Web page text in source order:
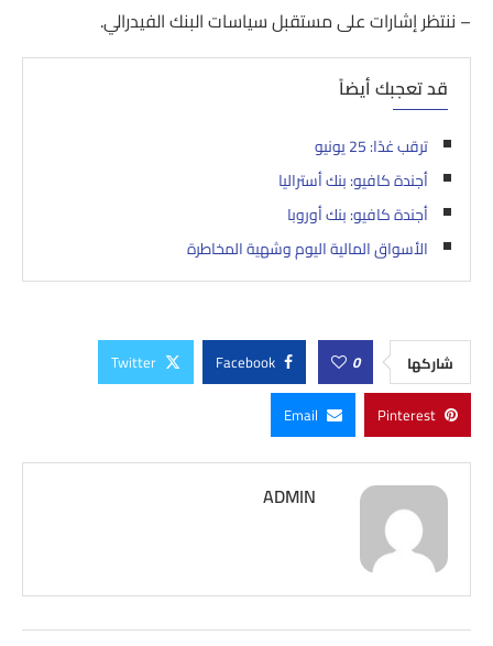
– ننتظر إشارات على مستقبل سياسات البنك الفيدرالي.
قد تعجبك أيضاً
ترقب غدًا: 25 يونيو
أجندة كافيو: بنك أستراليا
أجندة كافيو: بنك أوروبا
الأسواق المالية اليوم وشهية المخاطرة
شاركها 0
Facebook
Twitter
Pinterest
Email
ADMIN